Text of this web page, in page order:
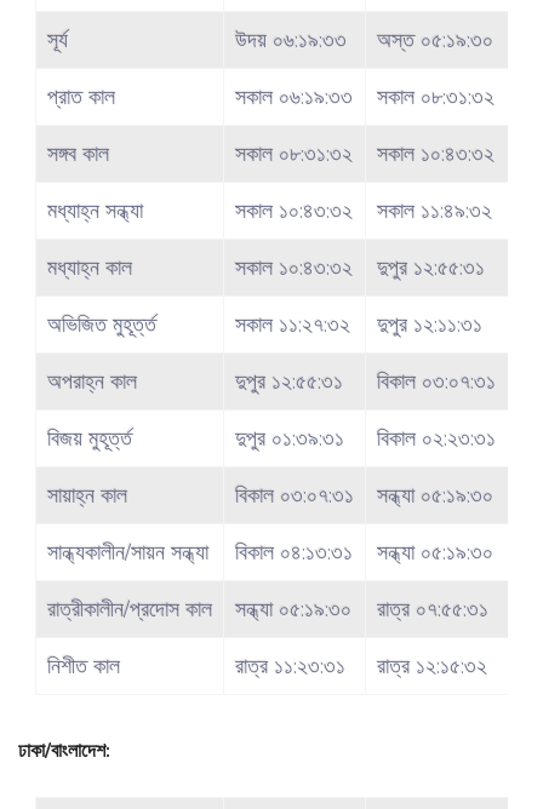
সূর্য
উদয় ০৬:১৯:৩৩
অস্ত ০৫:১৯:৩০
প্রাত কাল
সকাল ০৬:১৯:৩৩
সকাল ০৮:৩১:৩২
সঙ্গব কাল
সকাল ০৮:৩১:৩২
সকাল ১০:৪৩:৩২
মধ্যাহ্ন সন্ধ্যা
সকাল ১০:৪৩:৩২
সকাল ১১:৪৯:৩২
মধ্যাহ্ন কাল
সকাল ১০:৪৩:৩২
দুপুর ১২:৫৫:৩১
অভিজিত মুহূর্ত্ত
সকাল ১১:২৭:৩২
দুপুর ১২:১১:৩১
অপরাহ্ন কাল
দুপুর ১২:৫৫:৩১
বিকাল ০৩:০৭:৩১
বিজয় মুহূর্ত্ত
দুপুর ০১:৩৯:৩১
বিকাল ০২:২৩:৩১
সায়াহ্ন কাল
বিকাল ০৩:০৭:৩১
সন্ধ্যা ০৫:১৯:৩০
সান্ধ্যকালীন/সায়ন সন্ধ্যা
বিকাল ০৪:১৩:৩১
সন্ধ্যা ০৫:১৯:৩০
রাত্রীকালীন/প্রদোস কাল
সন্ধ্যা ০৫:১৯:৩০
রাত্র ০৭:৫৫:৩১
নিশীত কাল
রাত্র ১১:২৩:৩১ রাত্র ১২:১৫:৩২
ঢাকা/বাংলাদেশ: